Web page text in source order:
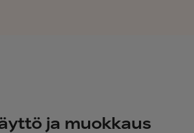
ja muokkaus